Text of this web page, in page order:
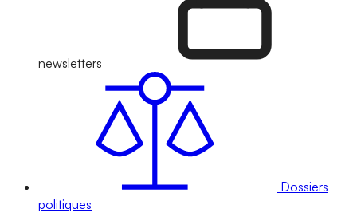
newsletters
Dossiers
politiques